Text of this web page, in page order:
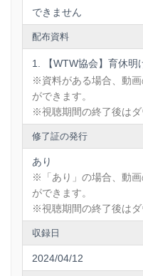
はい、受講していただけ
女性のマネジメントにぜ
Q.会社の補助を利用し
必要な提出書類等がある
WTW協会事務局（info
講師経由のご連絡でも問
Q.受講修了証等の発行は
はい、動画視聴画面の
能です。
Q. ビジネス系の講座の
できません
配布資料
【WTW協会】育休
※資料がある場合、動
ができます。
※視聴期間の終了後はダ
修了証の発行
あり
※「あり」の場合、動
ができます。
※視聴期間の終了後はダ
収録日
2024/04/12